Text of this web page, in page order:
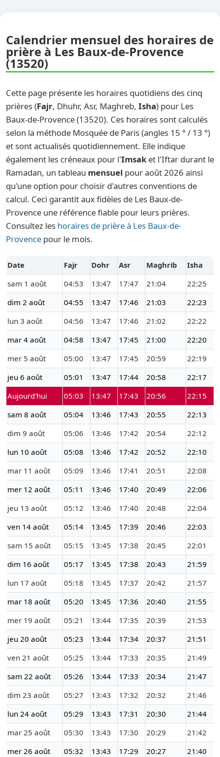
Calendrier mensuel des horaires de
prière à Les Baux-de-Provence
(13520)
Cette page présente les horaires quotidiens des cinq
prières (Fajr, Dhuhr, Asr, Maghreb, Isha) pour Les
Baux-de-Provence (13520). Ces horaires sont calculés
selon la méthode Mosquée de Paris (angles 15 ° / 13 °)
et sont actualisés quotidiennement. Elle indique
également les créneaux pour l'Imsak et l'Iftar durant le
Ramadan, un tableau mensuel pour août 2026 ainsi
qu'une option pour choisir d'autres conventions de
calcul. Ceci garantit aux fidèles de Les Baux-de-
Provence une référence fiable pour leurs prières.
Consultez les horaires de prière à Les Baux-de-
Provence pour le mois.
Date Fajr Dohr Asr Maghrib
Isha
sam 1 août
04:53 13:47 17:47 21:04
22:25
dim 2 août
04:55 13:47 17:46 21:03
22:23
lun 3 août
04:56 13:47 17:46 21:02
22:22
mar 4 août
04:58 13:47 17:45 21:00
22:20
mer 5 août
05:00 13:47 17:45 20:59
22:19
jeu 6 août
05:01 13:47 17:44 20:58
22:17
Aujourd'hui
05:03 13:47 17:43 20:56
22:15
sam 8 août
05:04 13:46 17:43 20:55
22:13
dim 9 août
05:06 13:46 17:42 20:54
22:12
lun 10 août
05:08 13:46 17:42 20:52
22:10
mar 11 août
05:09 13:46 17:41 20:51
22:08
mer 12 août
05:11 13:46 17:40 20:49
22:06
jeu 13 août
05:12 13:46 17:40 20:48
22:04
ven 14 août
05:14 13:45 17:39 20:46
22:03
sam 15 août
05:15 13:45 17:38 20:45
22:01
dim 16 août
05:17 13:45 17:38 20:43
21:59
lun 17 août
05:18 13:45 17:37 20:42
21:57
mar 18 août
05:20 13:45 17:36 20:40
21:55
mer 19 août
05:21 13:44 17:35 20:39
21:53
jeu 20 août
05:23 13:44 17:34 20:37
21:51
ven 21 août
05:25 13:44 17:33 20:35
21:49
sam 22 août
05:26 13:44 17:33 20:34
21:47
dim 23 août
05:27 13:43 17:32 20:32
21:46
lun 24 août
05:29 13:43 17:31 20:30
21:44
mar 25 août
05:30 13:43 17:30 20:29
21:42
mer 26 août
05:32 13:43 17:29 20:27 21:40